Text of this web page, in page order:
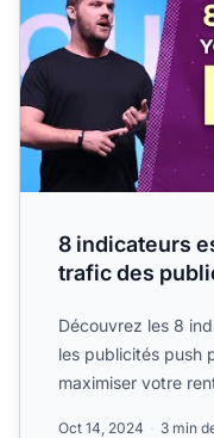
8 indicateurs
trafic des
Découvrez les 8
les publicités push
maximiser votre
Oct 14, 2024 3 min